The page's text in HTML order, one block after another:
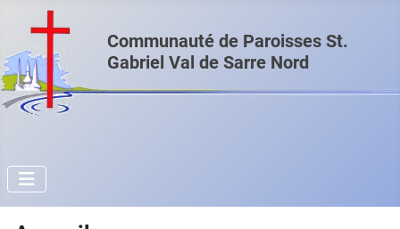
Communauté de Paroisses St.
Gabriel Val de Sarre Nord